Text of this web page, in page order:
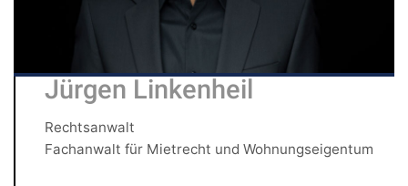
Jürgen Linkenheil
Rechtsanwalt
Fachanwalt für Mietrecht und Wohnungseigentum